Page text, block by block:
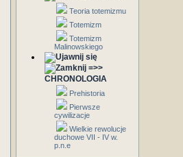
Teoria totemizmu
Totemizm
Totemizm
Malinowskiego
=>>
CHRONOLOGIA
Prehistoria
Pierwsze
cywilizacje
Wielkie rewolucje
duchowe VII - IV w.
p.n.e